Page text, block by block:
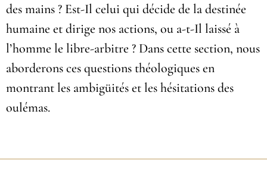
des mains ? Est-Il celui qui décide de la destinée
humaine et dirige nos actions, ou a-t-Il laissé à
l’homme le libre-arbitre ? Dans cette section, nous
aborderons ces questions théologiques en
montrant les ambigüités et les hésitations des
oulémas.